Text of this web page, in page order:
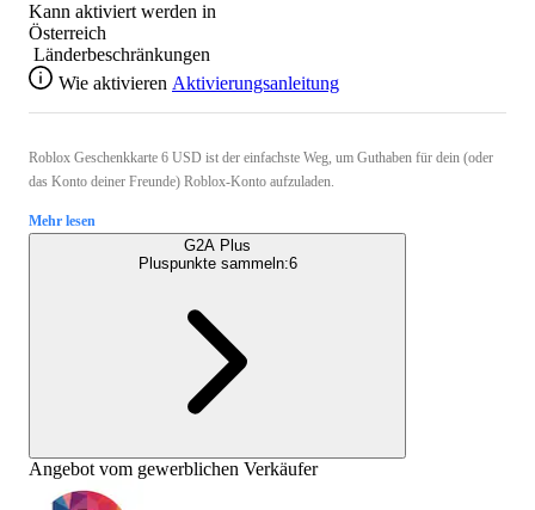
Kann aktiviert werden in
Österreich
Länderbeschränkungen
Wie aktivieren Aktivierungsanleitung
Roblox Geschenkkarte 6 USD ist der einfachste Weg, um Guthaben für dein (oder
das Konto deiner Freunde) Roblox-Konto aufzuladen.
Mehr lesen
G2A Plus
Pluspunkte sammeln:6
Angebot vom gewerblichen Verkäufer